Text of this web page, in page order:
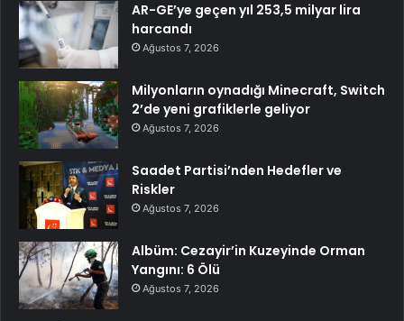
AR-GE’ye geçen yıl 253,5 milyar lira
harcandı
Ağustos 7, 2026
Milyonların oynadığı Minecraft, Switch
2’de yeni grafiklerle geliyor
Ağustos 7, 2026
Saadet Partisi’nden Hedefler ve
Riskler
Ağustos 7, 2026
Albüm: Cezayir’in Kuzeyinde Orman
Yangını: 6 Ölü
Ağustos 7, 2026